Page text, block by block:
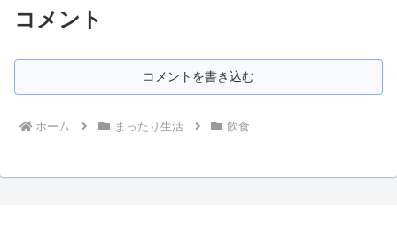
コメント
コメントを書き込む
ホーム まったり生活 飲食